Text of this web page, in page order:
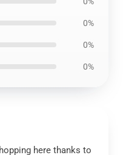
0%
0%
0%
here thanks to